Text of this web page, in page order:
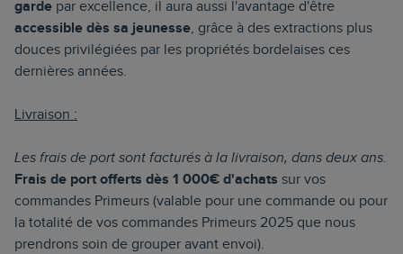
garde par excellence, il aura aussi l'avantage d'être
accessible dès sa jeunesse, grâce à des extractions plus
douces privilégiées par les propriétés bordelaises ces
dernières années.
Livraison :
Les frais de port sont facturés à la livraison, dans deux ans.
Frais de port offerts dès 1 000€ d'achats sur vos
commandes Primeurs (valable pour une commande ou pour
la totalité de vos commandes Primeurs 2025 que nous
prendrons soin de grouper avant envoi).